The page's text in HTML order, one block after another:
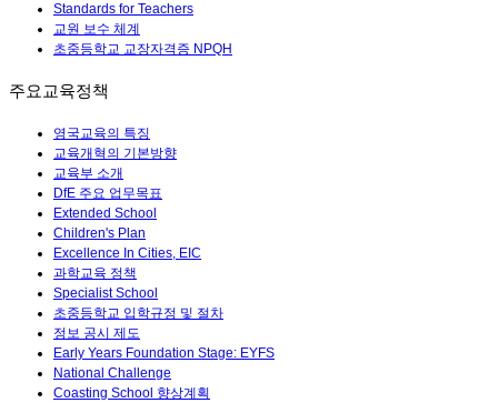
Standards for Teachers
교원 보수 체계
초중등학교 교장자격증 NPQH
주요교육정책
영국교육의 특징
교육개혁의 기본방향
교육부 소개
DfE 주요 업무목표
Extended School
Children's Plan
Excellence In Cities, EIC
과학교육 정책
Specialist School
초중등학교 입학규정 및 절차
정보 공시 제도
Early Years Foundation Stage: EYFS
National Challenge
Coasting School 향상계획